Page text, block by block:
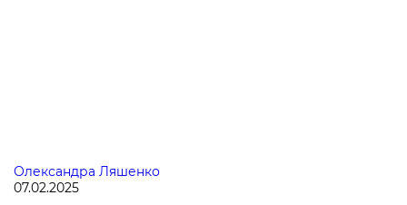
Олександра Ляшенко
07.02.2025